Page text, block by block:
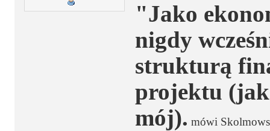
"Jako
nigdy
strukturą
projektu
mój). mówi